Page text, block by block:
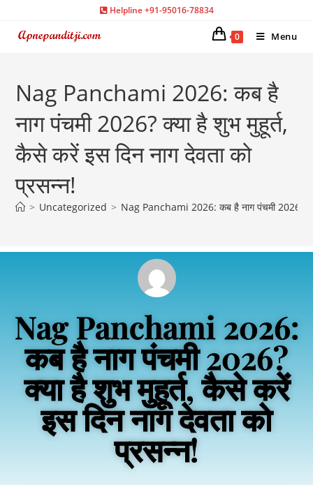
Helpline +91-95016-78834
0 Menu
Nag Panchami 2026: कब है
नाग पंचमी 2026? क्या है शुभ मुहूर्त,
कैसे करें इस दिन नाग देवता को
प्रसन्न!
> Uncategorized > Nag Panchami 2026: कब है नाग पंचमी 2026?
Nag Panchami 2026:
कब है नाग पंचमी 2026?
क्या है शुभ मुहूर्त, कैसे करें
इस दिन नाग देवता को
प्रसन्न!